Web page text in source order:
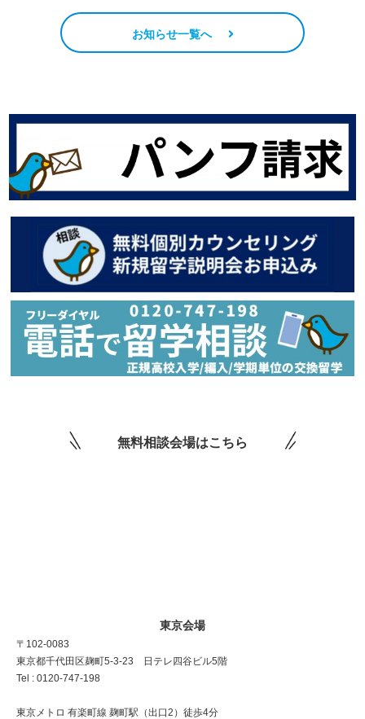
お知らせ一覧へ
無料相談会場はこちら
東京会場
〒102-0083
東京都千代田区麹町5-3-23 日テレ四谷ビル5階
Tel : 0120-747-198
東京メトロ 有楽町線 麹町駅（出口2）徒歩4分